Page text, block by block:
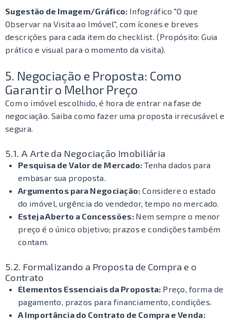
Sugestão de Imagem/Gráfico: Infográfico "O que
Observar na Visita ao Imóvel", com ícones e breves
descrições para cada item do checklist. (Propósito: Guia
prático e visual para o momento da visita).
5. Negociação e Proposta: Como
Garantir o Melhor Preço
Com o imóvel escolhido, é hora de entrar na fase de
negociação. Saiba como fazer uma proposta irrecusável e
segura.
5.1. A Arte da Negociação Imobiliária
Pesquisa de Valor de Mercado: Tenha dados para
embasar sua proposta.
Argumentos para Negociação: Considere o estado
do imóvel, urgência do vendedor, tempo no mercado.
Esteja Aberto a Concessões:Nem sempre o menor
preço é o único objetivo; prazos e condições também
contam.
5.2. Formalizando a Proposta de Compra e o
Contrato
Elementos Essenciais da Proposta: Preço, forma de
pagamento, prazos para financiamento, condições.
A Importância do Contrato de Compra e Venda: